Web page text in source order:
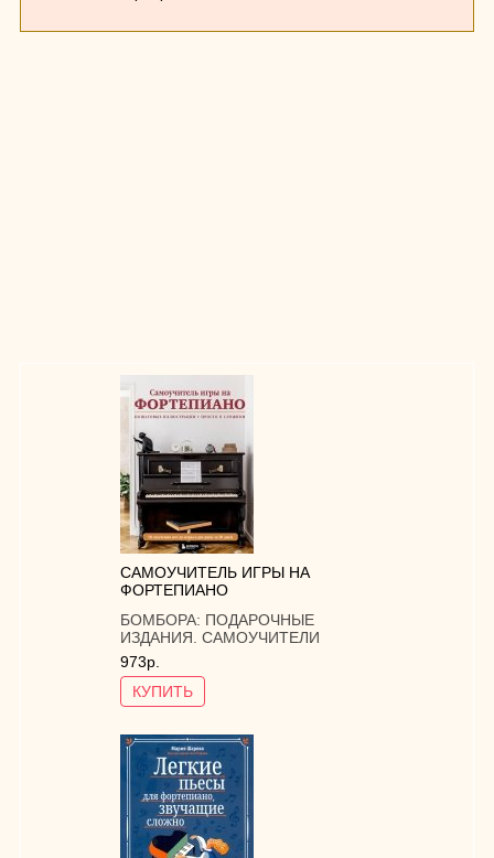
САМОУЧИТЕЛЬ ИГРЫ НА
ФОРТЕПИАНО
БОМБОРА: ПОДАРОЧНЫЕ
ИЗДАНИЯ. САМОУЧИТЕЛИ
973р.
КУПИТЬ